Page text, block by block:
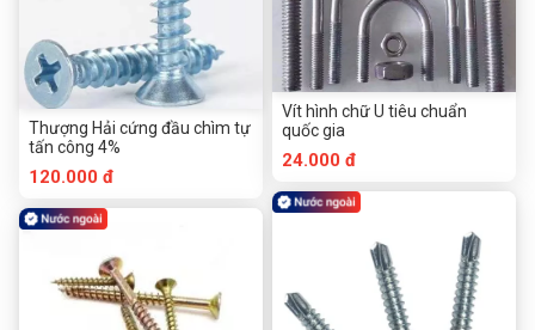
Thượng Hải cứng đầu chìm tự
tấn công 4%
120.000 đ
Vít hình chữ U tiêu chuẩn
quốc gia
24.000 đ